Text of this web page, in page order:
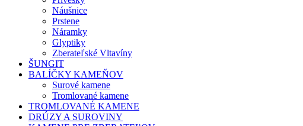
Náušnice
Prstene
Náramky
Glyptiky
Zberateľské Vltavíny
ŠUNGIT
BALÍČKY KAMEŇOV
Surové kamene
Tromlované kamene
TROMLOVANÉ KAMENE
DRÚZY A SUROVINY